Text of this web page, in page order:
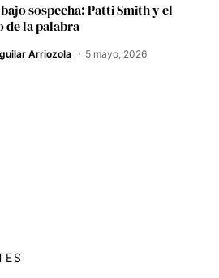
sospecha: Patti Smith y el
de la palabra
Arriozola 5 mayo, 2026